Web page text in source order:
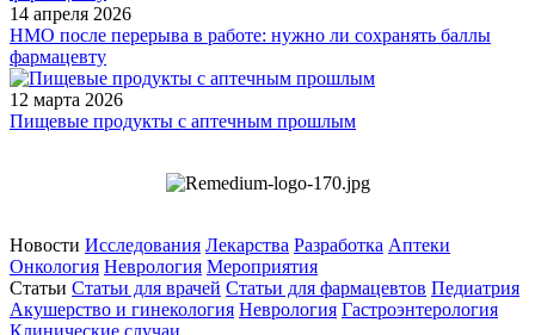
14 апреля 2026
НМО после перерыва в работе: нужно ли сохранять баллы
фармацевту
12 марта 2026
Пищевые продукты с аптечным прошлым
Новости Исследования Лекарства Разработка Аптеки
Онкология Неврология Мероприятия
Статьи Статьи для врачей Статьи для фармацевтов Педиатрия
Акушерство и гинекология Неврология Гастроэнтерология
Клинические случаи